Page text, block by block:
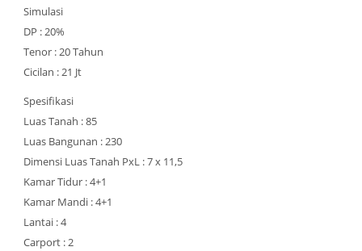
Simulasi
DP : 20%
Tenor : 20 Tahun
Cicilan : 21 Jt
Spesifikasi
Luas Tanah : 85
Luas Bangunan : 230
Dimensi Luas Tanah PxL : 7 x 11,5
Kamar Tidur : 4+1
Kamar Mandi : 4+1
Lantai : 4
Carport : 2